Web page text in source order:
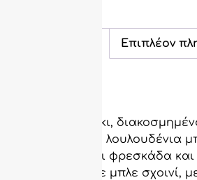
Επιπλέον
Ξύλινο σπιτάκι,
ντεκουπάζ σε λουλουδένια
που αποπνέει φρεσκάδα
Στολισμένο με μπλε σχοινί,